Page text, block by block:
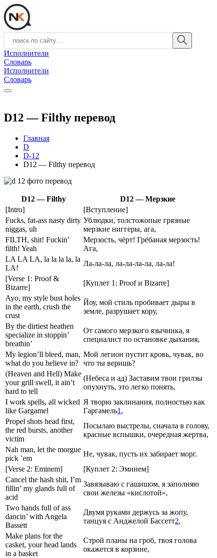
Исполнители
Словарь
Исполнители
Словарь
D12 — Filthy перевод
Главная
D
D-12
D12 — Filthy перевод
D12 — Filthy
D12 — Мерзкие
[Intro]
[Вступление]
Fucks, fat-ass nasty dirty
niggas, uh
Ублюдки, толстожопые грязные
мерзкие ниггеры, ага,
FILTH, shit! Fuckin’
filth! Yeah
Мерзость, чёрт! Грёбаная мерзость!
Ага,
LA LA LA, la la la la, la
LA!
Ла-ла-ла, ла-ла-ла-ла, ла-ла!
[Verse 1: Proof &
Bizarre]
[Куплет 1: Proof и Bizarre]
Ayo, my style bust holes
in the earth, crush the
crust
Йоу, мой стиль пробивает дыры в
земле, разрушает кору,
By the dirtiest heathen
specialize in stoppin’
breathin’
От самого мерзкого язычника, я
специалист по остановке дыхания,
My legion’ll bleed, man,
what do you believe in?
Мой легион пустит кровь, чувак, во
что ты веришь?
(Heaven and Hell) Make
your grill swell, it ain’t
hard to tell
(Небеса и ад) Заставим твои грилзы
опухнуть, это легко понять,
I work spells, all wicked
like Gargamel
Я творю заклинания, полностью как
Гаргамель1 ,
Propel shots head first,
the red bursts, another
victim
Посылаю выстрелы, сначала в голову,
красные вспышки, очередная жертва,
Nah man, let the morgue
pick ’em
Не, чувак, пусть их забирает морг.
[Verse 2: Eminem]
[Куплет 2: Эминем]
Cancel the hash shit, I’m
fillin’ my glands full of
acid
Завязываю с гашишом, я заполняю
свои железы «кислотой»,
Two hands full of ass
dancin’ with Angela
Bassett
Двумя руками держусь за жопу,
танцуя с Анджелой Бассетт2,
Make plans for the
casket, your head lands
in a basket
Строй планы на гроб, твоя голова
окажется в корзине,